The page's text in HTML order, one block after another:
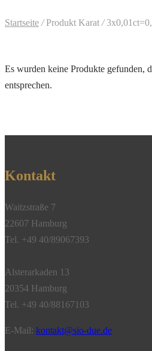
Startseite /Produkt Karat /
Es wurden keine Produkte gefunden,
entsprechen.
Kontakt
Waitzstraße 7
22607 Hamburg
Tel. +49 40/89067393
Alsterarkaden 13
20354 Hamburg
Tel. +49 40/88167103
E-Mail: kontakt@sio-due.de